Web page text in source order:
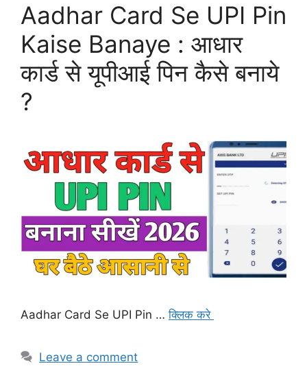
Aadhar Card Se UPI Pin
Kaise Banaye : आधार
कार्ड से यूपीआई पिन कैसे बनाये
?
Aadhar Card Se UPI Pin …क्लिक करे
Leave a comment